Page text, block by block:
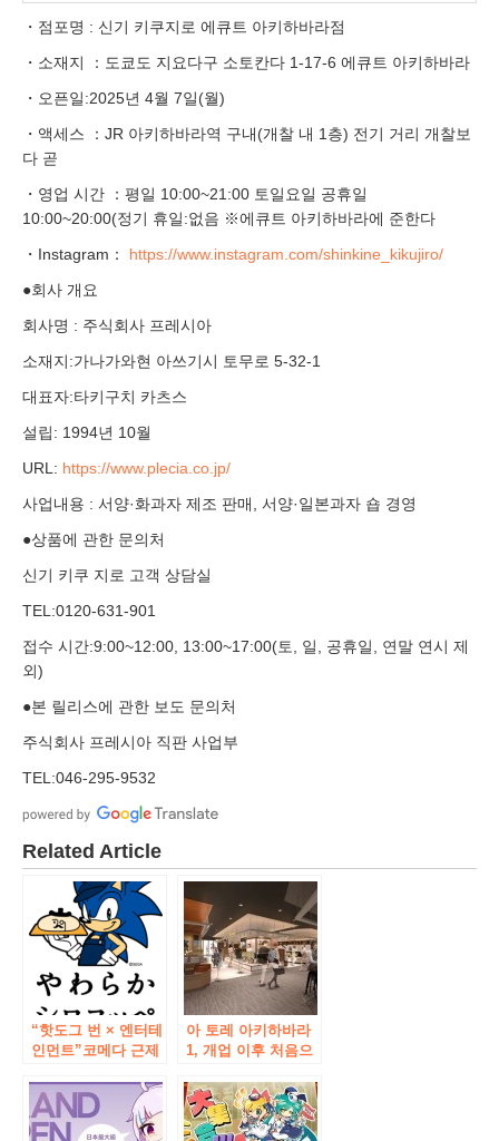
・점포명 : 신기 키쿠지로 에큐트 아키하바라점
・소재지 ：도쿄도 지요다구 소토칸다 1-17-6 에큐트 아키하바라
・오픈일:2025년 4월 7일(월)
・액세스 ：JR 아키하바라역 구내(개찰 내 1층) 전기 거리 개찰보
다 곧
・영업 시간 ：평일 10:00~21:00 토일요일 공휴일
10:00~20:00(정기 휴일:없음 ※에큐트 아키하바라에 준한다
・Instagram： https://www.instagram.com/shinkine_kikujiro/
●회사 개요
회사명 : 주식회사 프레시아
소재지:가나가와현 아쓰기시 토무로 5-32-1
대표자:타키구치 카츠스
설립: 1994년 10월
URL: https://www.plecia.co.jp/
사업내용 : 서양·화과자 제조 판매, 서양·일본과자 숍 경영
●상품에 관한 문의처
신기 키쿠 지로 고객 상담실
TEL:0120-631-901
접수 시간:9:00~12:00, 13:00~17:00(토, 일, 공휴일, 연말 연시 제
외)
●본 릴리스에 관한 보도 문의처
주식회사 프레시아 직판 사업부
TEL:046-295-9532
Related Article
“핫도그 번 × 엔터테
인먼트”코메다 근제
뻬”아키하바라 점
2018 년 10 월 19 일
(금) 10시 오픈
아 토레 아키하바라
1, 개업 이후 처음으
~ 2 월부터 순차적으
로 오픈 예정 ~